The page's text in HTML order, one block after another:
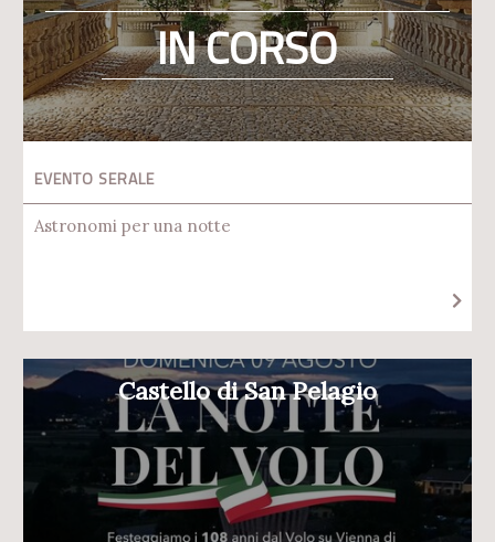
IN CORSO
EVENTO SERALE
Astronomi per una notte
Castello di San Pelagio